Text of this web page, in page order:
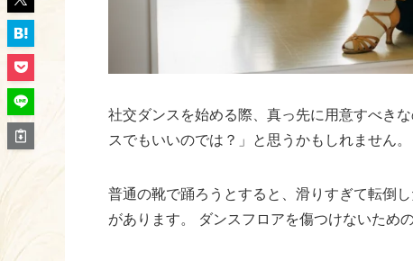
社交ダンスを始める際、真っ先に用意すべき
スでもいいのでは？」と思うかもしれません
普通の靴で踊ろうとすると、滑りすぎて転倒
があります。 ダンスフロアを傷つけないため